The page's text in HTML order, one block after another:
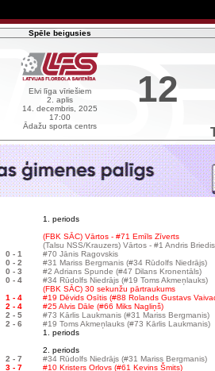
Spēle beigusies
Elvi līga vīriešiem
2. aplis
14. decembris, 2025
17:00
Ādažu sporta centrs
12
1. periods
(FBK SĀC) Vārtos - #71 Emīls Zīverts
(Talsu NSS/Krauzers) Vārtos - #1 Andris Briedis
0 - 1
#70 Jānis Ragovskis
0 - 2
#31 Mariss Bergmanis (#34 Rūdolfs Niedrājs)
0 - 3
#2 Adrians Spunde (#47 Dilans Kronentāls)
0 - 4
#34 Rūdolfs Niedrājs (#19 Toms Akmeņlauks)
(FBK SĀC) 30 sekunžu pārtraukums
1 - 4
#19 Dēvids Osītis (#88 Rolands Gustavs
2 - 4
#25 Alvis Dāle (#66 Miks Nagliņš)
2 - 5
#73 Kārlis Laukmanis (#31 Mariss Bergmanis)
2 - 6
#19 Toms Akmeņlauks (#73 Kārlis Laukmanis)
1. periods
2. periods
2 - 7
#34 Rūdolfs Niedrājs (#31 Mariss Bergmanis)
3 - 7
#10 Kristers Orlovs (#61 Kevins Šmits)